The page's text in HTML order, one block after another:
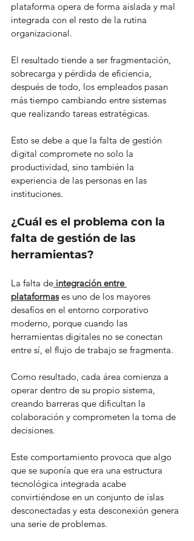
plataforma opera de forma aislada y mal
integrada con el resto de la rutina
organizacional.
El resultado tiende a ser fragmentación,
sobrecarga y pérdida de eficiencia,
después de todo, los empleados pasan
más tiempo cambiando entre sistemas
que realizando tareas estratégicas.
Esto se debe a que la falta de gestión
digital compromete no solo la
productividad, sino también la
experiencia de las personas en las
instituciones.
¿Cuál es el problema con la
falta de gestión de las
herramientas?
La falta de integración entre
plataformas es uno de los mayores
desafíos en el entorno corporativo
moderno, porque cuando las
herramientas digitales no se conectan
entre sí, el flujo de trabajo se fragmenta.
Como resultado, cada área comienza a
operar dentro de su propio sistema,
creando barreras que dificultan la
colaboración y comprometen la toma de
decisiones.
Este comportamiento provoca que algo
que se suponía que era una estructura
tecnológica integrada acabe
convirtiéndose en un conjunto de islas
desconectadas y esta desconexión genera
una serie de problemas.